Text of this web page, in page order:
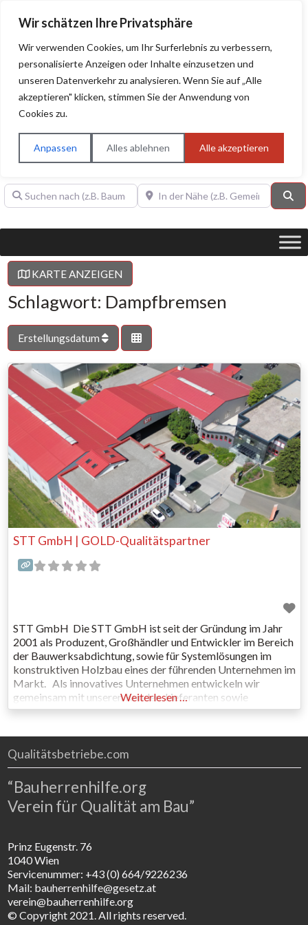
Wir schätzen Ihre Privatsphäre
Wir verwenden Cookies, um Ihr Surferlebnis zu verbessern,
personalisierte Anzeigen oder Inhalte einzusetzen und
unseren Datenverkehr zu analysieren. Wenn Sie auf „Alle
akzeptieren" klicken, stimmen Sie der Anwendung von
Cookies zu.
Anpassen Alles ablehnen Alle akzeptieren
BAUHERRENHILFE.orgQualitätssiegel!
Sie finden hier nur Qualitätsbetriebe, die mit dem DIAMANT,
PLATIN, GOLD, SILBER, ANWÄRTER "Bauherrenhilfe.org-
Qualitätssiegel" ausgezeichnet sind.
Suchen nach (z.B. Baumeister oder Dachdecker)In der Nähe (z.B. Gemeinde Baden)
KARTE ANZEIGEN
Schlagwort: Dampfbremsen
Erstellungsdatum
STT GmbH | GOLD-Qualitätspartner
STT GmbH Die STT GmbH ist seit der Gründung im Jahr
2001 als Produzent, Großhändler und Entwickler im Bereich
der Bauwerksabdichtung, sowie für Systemlösungen im
konstruktiven Holzbau eines der führenden Unternehmen im
Markt. Als innovatives Unternehmen entwickeln wir
gemeinsam mit unseren Kunden, Lieferanten sowie
anerkannten Prüfinstitutionen Systemlösungen für die
Funktionalität und Qualität. Europaweit werden
Weiterlesen …
Qualitätsbetriebe.com
“Bauherrenhilfe.org
Verein für Qualität am Bau”
Prinz Eugenstr. 76
1040 Wien
Servicenummer: +43 (0) 664/9226236
Mail: bauherrenhilfe@gesetz.at
verein@bauherrenhilfe.org
© Copyright 2021. All rights reserved.